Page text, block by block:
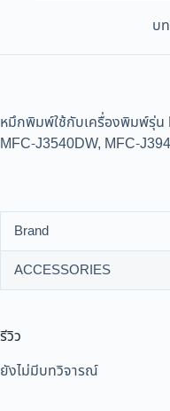
บ
หมึกพิมพ์ใช้กับเครื่องพิมพ์รุ่น
MFC-J3540DW, MFC-
Brand
ACCESSORIES
รีวิว
ยังไม่มีบทวิจารณ์